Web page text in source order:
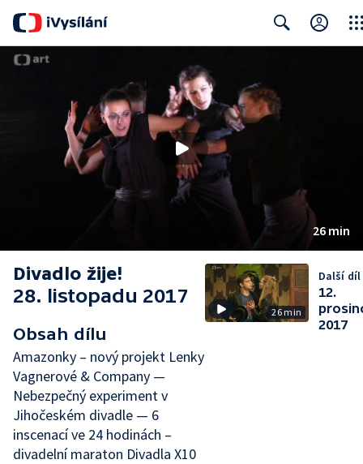
26 min
Divadlo žije!
28. listopadu 2017
Obsah dílu
Amazonky – nový projekt Lenky
Vagnerové & Company —
Nebezpečný experiment v
Jihočeském divadle — 6
inscenací ve 24 hodinách –
divadelní maraton Divadla X10
26 min
Další díl
12.
2017